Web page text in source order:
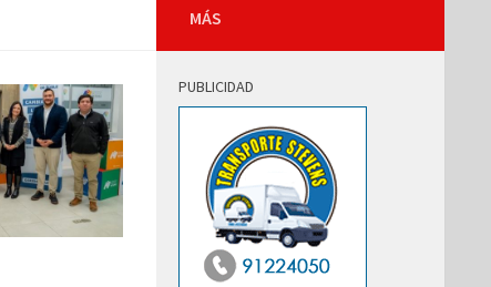
MÁS
PUBLICIDAD